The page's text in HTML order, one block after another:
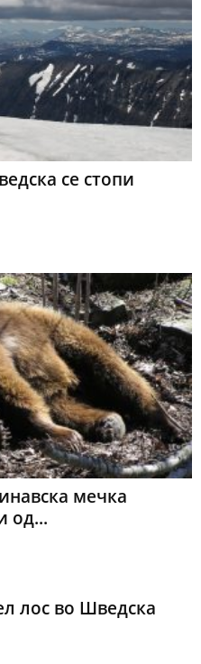
се стопи
мечка
од...
лос во Шведска